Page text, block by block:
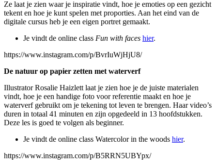
Ze laat je zien waar je inspiratie vindt, hoe je emoties op een gezicht
tekent en hoe je kunt spelen met proporties. Aan het eind van de
digitale cursus heb je een eigen portret gemaakt.
Je vindt de online class Fun with faces hier.
https://www.instagram.com/p/BvrIuWjHjU8/
De natuur op papier zetten met waterverf
Illustrator Rosalie Haizlett laat je zien hoe je de juiste materialen
vindt, hoe je een handige foto voor referentie maakt en hoe je
waterverf gebruikt om je tekening tot leven te brengen. Haar video’s
duren in totaal 41 minuten en zijn opgedeeld in 13 hoofdstukken.
Deze les is goed te volgen als beginner.
Je vindt de online class Watercolor in the woods hier.
https://www.instagram.com/p/B5RRN5UBYpx/